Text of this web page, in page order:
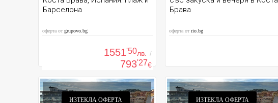
Барселона
оферта от grupovo.bg
1551'50лв. /
793'27€
Брава
оферта от rio.bg
ИЗТЕКЛА ОФЕРТА ИЗТЕКЛА ОФЕРТА